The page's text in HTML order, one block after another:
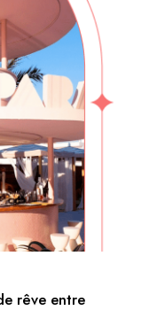
rêve entre